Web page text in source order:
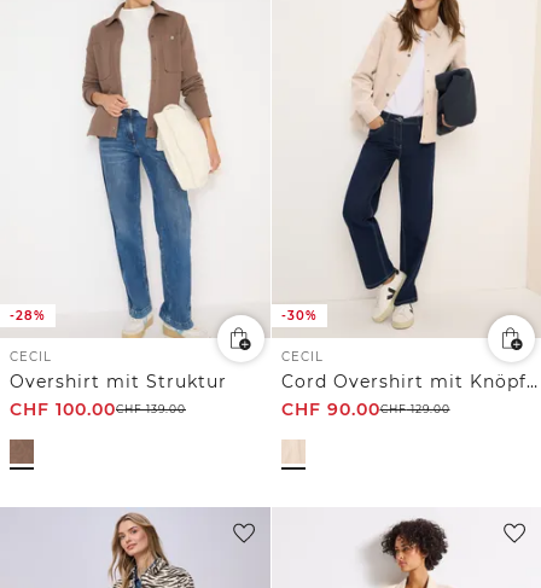
-28%
CECIL
Overshirt mit Struktur
CHF 100.00CHF139.00
-30%
CECIL
Cord Overshirt mit Knöpfen
CHF 90.00CHF129.00